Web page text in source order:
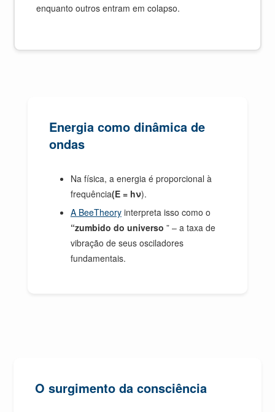
enquanto outros entram em colapso.
Energia como dinâmica de
ondas
Na física, a energia é proporcional à
frequência(E = hν).
A BeeTheoryinterpreta isso como o
“zumbido do universo ” – a taxa de
vibração de seus osciladores
fundamentais.
O surgimento da consciência